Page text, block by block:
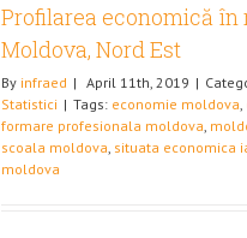
Profilarea economică în
Moldova, Nord Est
By infraed | April 11th, 2019 |
Statistici | Tags: economie moldova
formare profesionala moldova
scoala moldova situata economica
moldova